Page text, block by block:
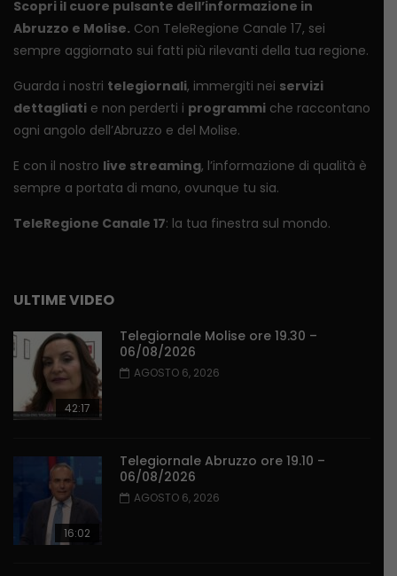
Scopri il cuore pulsante dell’informazione in
Abruzzo e Molise. Con TeleRegione Canale 17, sei
sempre aggiornato sui fatti più rilevanti della tua regione.
Guarda i nostri telegiornali, immergiti nei servizi
dettagliati e non perderti i programmi che raccontano
ogni angolo dell’Abruzzo e del Molise.
E con il nostro live streaming, l’informazione di qualità è
sempre a portata di mano, ovunque tu sia.
TeleRegione Canale 17: la tua finestra sul mondo.
ULTIME VIDEO
42:17
Telegiornale Molise ore 19.30 –
06/08/2026
AGOSTO 6, 2026
16:02
Telegiornale Abruzzo ore 19.10 –
06/08/2026
AGOSTO 6, 2026